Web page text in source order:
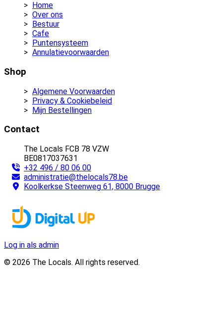
Home
Over ons
Bestuur
Cafe
Puntensysteem
Annulatievoorwaarden
Shop
Algemene Voorwaarden
Privacy & Cookiebeleid
Mijn Bestellingen
Contact
The Locals FCB 78 VZW
BE0817037631
+32 496 / 80 06 00
administratie@thelocals78.be
Koolkerkse Steenweg 61, 8000 Brugge
Log in als admin
© 2026 The Locals. All rights reserved.